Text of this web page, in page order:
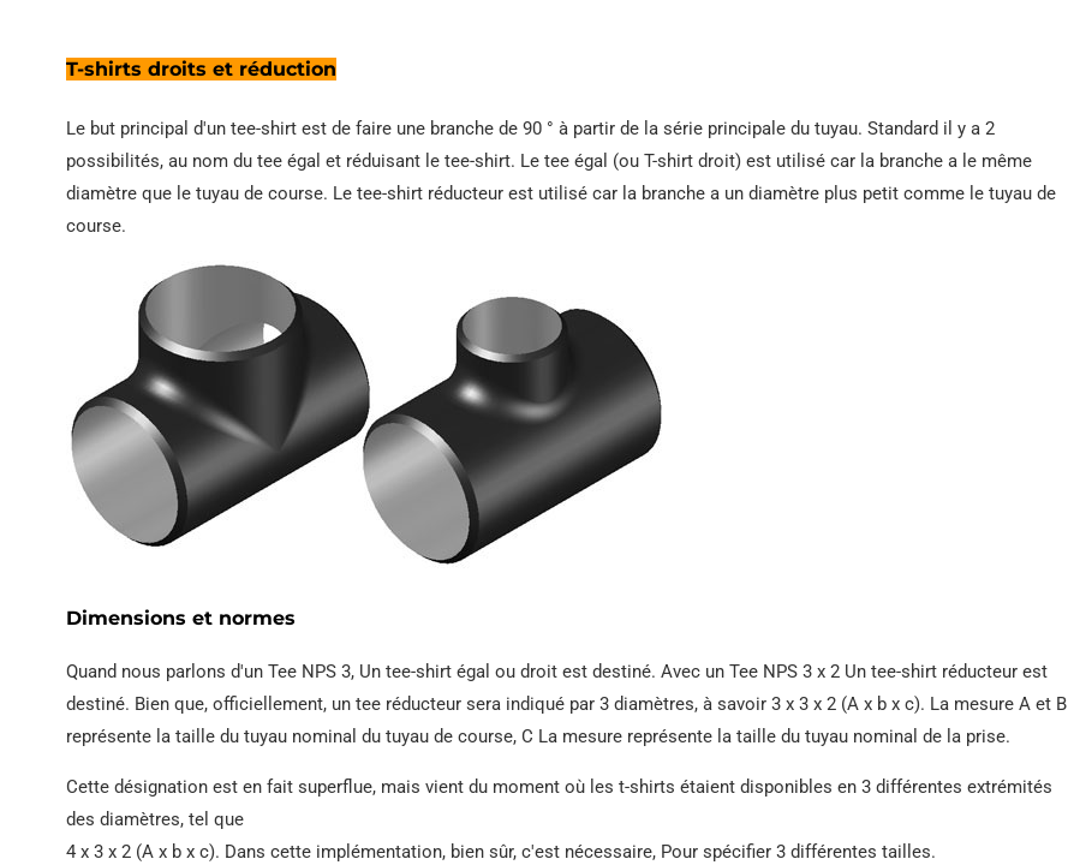
T-shirts droits et réduction
Le but principal d'un tee-shirt est de faire une branche de 90 ° à partir de la série principale du tuyau. Standard il y a 2
possibilités, au nom du tee égal et réduisant le tee-shirt. Le tee égal (ou T-shirt droit) est utilisé car la branche a le même
diamètre que le tuyau de course. Le tee-shirt réducteur est utilisé car la branche a un diamètre plus petit comme le tuyau de
course.
Dimensions et normes
Quand nous parlons d'un Tee NPS 3, Un tee-shirt égal ou droit est destiné. Avec un Tee NPS 3 x 2 Un tee-shirt réducteur est
destiné. Bien que, officiellement, un tee réducteur sera indiqué par 3 diamètres, à savoir 3 x 3 x 2 (A x b x c). La mesure A et B
représente la taille du tuyau nominal du tuyau de course, C La mesure représente la taille du tuyau nominal de la prise.
Cette désignation est en fait superflue, mais vient du moment où les t-shirts étaient disponibles en 3 différentes extrémités
des diamètres, tel que
4 x 3 x 2 (A x b x c). Dans cette implémentation, bien sûr, c'est nécessaire, Pour spécifier 3 différentes tailles.